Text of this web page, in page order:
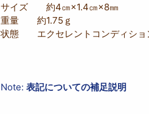
サイズ 約4㎝×1.4㎝×8㎜
重量 約1.75ｇ
状態 エクセレントコンディショ
Note: 表記についての補足説明